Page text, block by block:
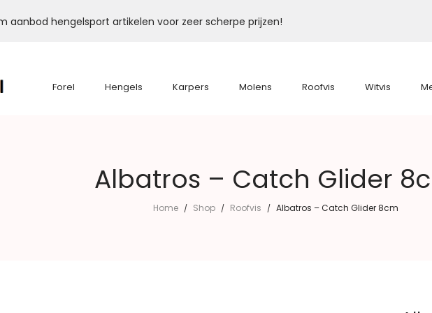
aanbod hengelsport artikelen voor zeer scherpe prijzen!
Forel Hengels Karpers Molens Roofvis Witvis
Albatros – Catch Glider
Home / Shop / Roofvis / Albatros – Catch Glider 8cm